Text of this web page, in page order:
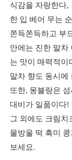
식감을 자랑한다,
한 입 베어 무는
쫀득쫀득하고 부
안에는 진한 말차
는 맛이 매력적이
말차 향도 동시에
또한, 몽블랑은
대비가 일품이다!
그 외에도 크림치
물방울 떡 흑미
보세요.